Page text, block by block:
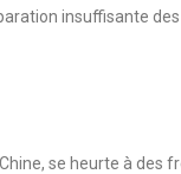
insuffisante
se heurte à